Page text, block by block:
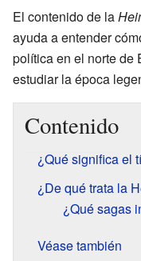
El contenido de la
ayuda a entender
política en el norte de
estudiar la época
Contenido
¿Qué significa el
¿De qué trata la
¿Qué sagas
Véase también